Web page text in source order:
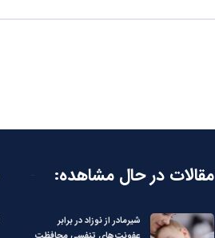
مقالات در حال مشاهده:
شیرمادر از نوزاد در برابر